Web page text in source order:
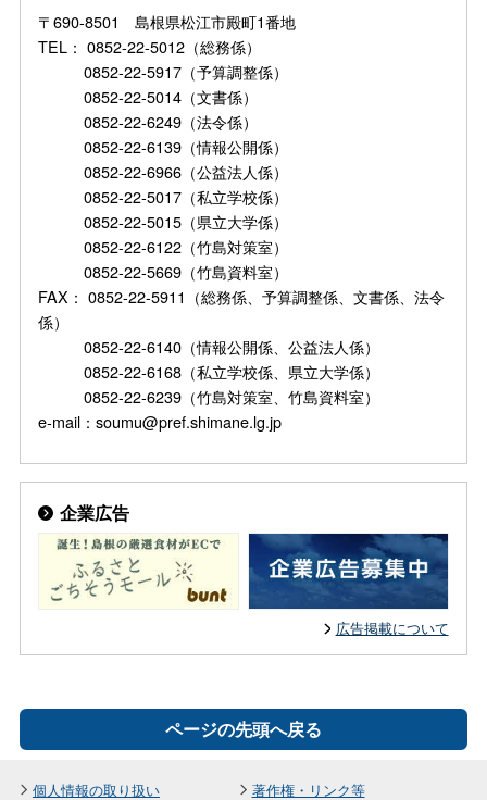
〒690-8501 島根県松江市殿町1番地
TEL： 0852-22-5012（総務係）
0852-22-5917（予算調整係）
0852-22-5014（文書係）
0852-22-6249（法令係）
0852-22-6139（情報公開係）
0852-22-6966（公益法人係）
0852-22-5017（私立学校係）
0852-22-5015（県立大学係）
0852-22-6122（竹島対策室）
0852-22-5669（竹島資料室）
FAX： 0852-22-5911（総務係、予算調整係、文書係、法令
係）
0852-22-6140（情報公開係、公益法人係）
0852-22-6168（私立学校係、県立大学係）
0852-22-6239（竹島対策室、竹島資料室）
e-mail：soumu@pref.shimane.lg.jp
企業広告
広告掲載について
ページの先頭へ戻る
個人情報の取り扱い 著作権・リンク等